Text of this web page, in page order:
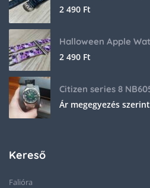
2 490 Ft
2 490 Ft
Ár megegyezés szerint
Kereső
Falióra